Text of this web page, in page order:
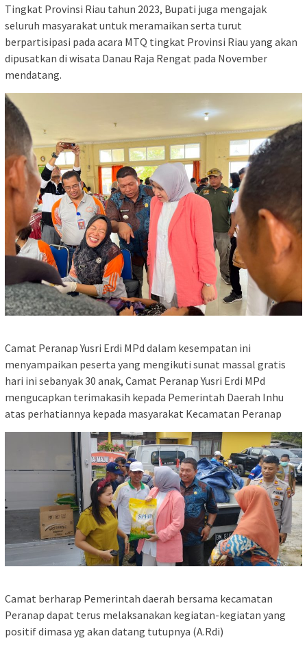
Tingkat Provinsi Riau tahun 2023, Bupati juga mengajak
seluruh masyarakat untuk meramaikan serta turut
berpartisipasi pada acara MTQ tingkat Provinsi Riau yang akan
dipusatkan di wisata Danau Raja Rengat pada November
mendatang.
Camat Peranap Yusri Erdi MPd dalam kesempatan ini
menyampaikan peserta yang mengikuti sunat massal gratis
hari ini sebanyak 30 anak, Camat Peranap Yusri Erdi MPd
mengucapkan terimakasih kepada Pemerintah Daerah Inhu
atas perhatiannya kepada masyarakat Kecamatan Peranap
Camat berharap Pemerintah daerah bersama kecamatan
Peranap dapat terus melaksanakan kegiatan-kegiatan yang
positif dimasa yg akan datang tutupnya (A.Rdi)